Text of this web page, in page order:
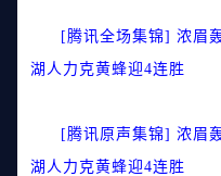
[腾讯全场集锦] 浓眉
湖人力克黄蜂迎4连胜
[腾讯原声集锦] 浓眉
湖人力克黄蜂迎4连胜